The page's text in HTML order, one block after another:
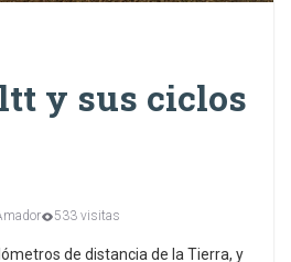
y sus ciclos
533 visitas
de distancia de la Tierra, y